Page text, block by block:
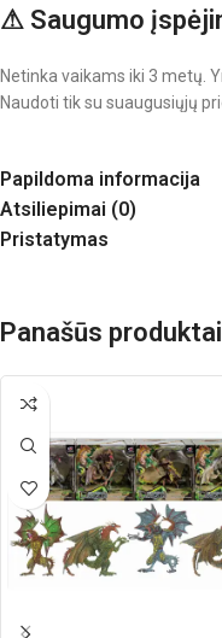
⚠ Saugumo
Netinka vaikams iki 3 metų.
Naudoti tik su suaugusiųjų
Papildoma informacija
Atsiliepimai (0)
Pristatymas
Panašūs produktai